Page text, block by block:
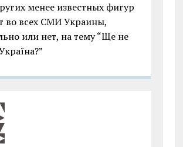
менее известных фигур
во всех СМИ Украины,
или нет, на тему “Ще не